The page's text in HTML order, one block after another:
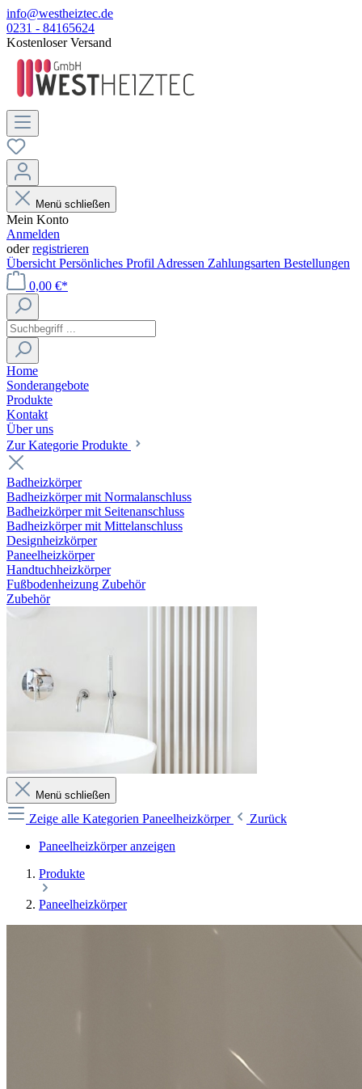
info@westheiztec.de
0231 - 84165624
Kostenloser Versand
Menü schließen
Mein Konto
Anmelden
oderregistrieren
Übersicht Persönliches Profil Adressen Zahlungsarten Bestellungen
0,00 €*
Home
Sonderangebote
Produkte
Kontakt
Über uns
Zur Kategorie Produkte
Badheizkörper
Badheizkörper mit Normalanschluss
Badheizkörper mit Seitenanschluss
Badheizkörper mit Mittelanschluss
Designheizkörper
Paneelheizkörper
Handtuchheizkörper
Fußbodenheizung Zubehör
Zubehör
Menü schließen
Zeige alle Kategorien Paneelheizkörper
Zurück
Paneelheizkörper anzeigen
Produkte
Paneelheizkörper